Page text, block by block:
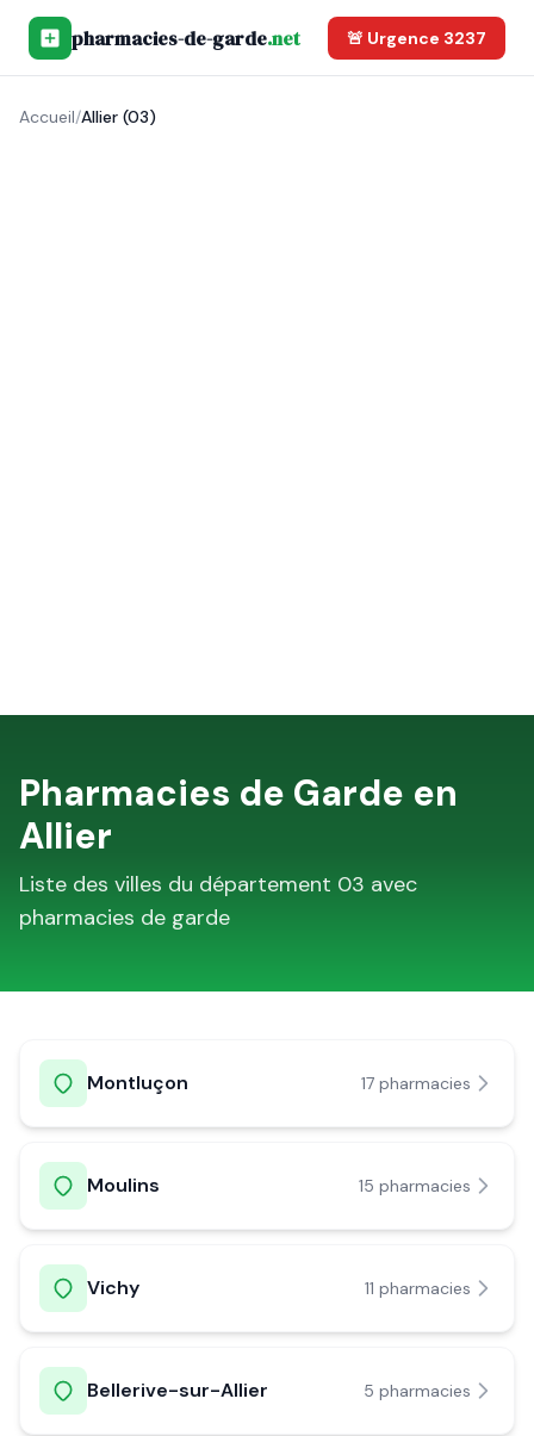
pharmacies-de-garde.net 🚨 Urgence 3237
Accueil/Allier (03)
Pharmacies de Garde en
Allier
Liste des villes du département 03 avec
pharmacies de garde
Montluçon 17 pharmacies
Moulins 15 pharmacies
Vichy 11 pharmacies
Bellerive-sur-Allier 5 pharmacies